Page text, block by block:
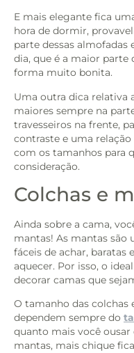
E mais elegante fica
hora de dormir,
parte dessas almofadas
dia, que é a maior parte
forma muito bonita.
Uma outra dica relativa
maiores sempre na
travesseiros na frente,
contraste e uma
com os tamanhos para
consideração.
Colchas e
Ainda sobre a cama,
mantas! As mantas são
fáceis de achar, baratas
aquecer. Por isso, o
decorar camas que
O tamanho das colchas
dependem sempre do
quanto mais você ousar
mantas, mais chique